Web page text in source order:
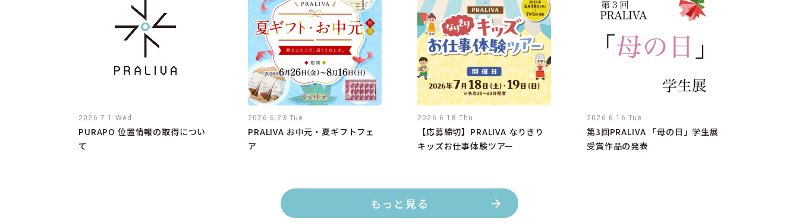
2026.7.1 Wed
PURAPO 位置情報の取得につい
て
2026.6.23 Tue
PRALIVA お中元・夏ギフトフェ
ア
2026.6.18 Thu
【応募締切】PRALIVA なりきり
キッズお仕事体験ツアー
2026.6.16 Tue
第3回PRALIVA 「母の日」学生展
受賞作品の発表
もっと見る